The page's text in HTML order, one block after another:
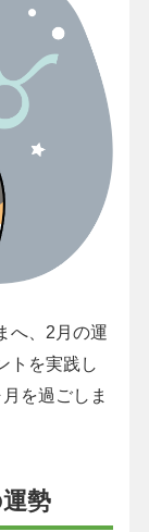
へ、2月の運
トを実践し
を過ごしま
勢